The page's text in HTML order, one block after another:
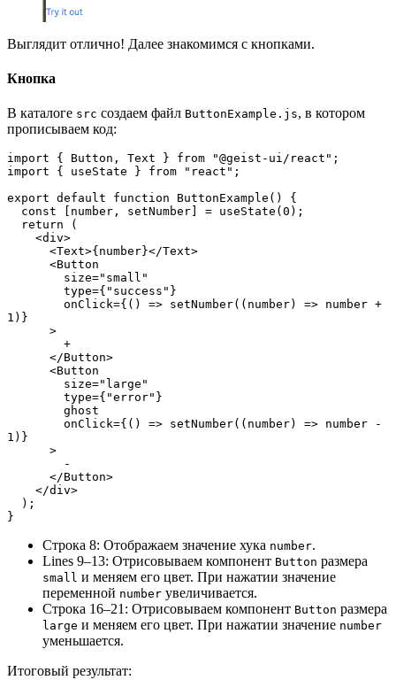
Выглядит отлично! Далее знакомимся с кнопками.
Кнопка
В каталоге src создаем файл ButtonExample.js, в котором
прописываем код:
import { Button, Text } from "@geist-ui/react";
import { useState } from "react";
export default function ButtonExample() {
  const [number, setNumber] = useState(0);
  return (
    <div>
      <Text>{number}</Text>
      <Button
        size="small"
        type={"success"}
1)}
      >
        +
      </Button>
      <Button
        size="large"
        type={"error"}
        ghost
1)}
      >
        -
      </Button>
    </div>
  );
}
Строка 8: Отображаем значение хука number.
Lines 9–13: Отрисовываем компонент Button размера
small и меняем его цвет. При нажатии значение
переменной number увеличивается.
Строка 16–21: Отрисовываем компонент Button размера
large и меняем его цвет. При нажатии значение number
уменьшается.
Итоговый результат: